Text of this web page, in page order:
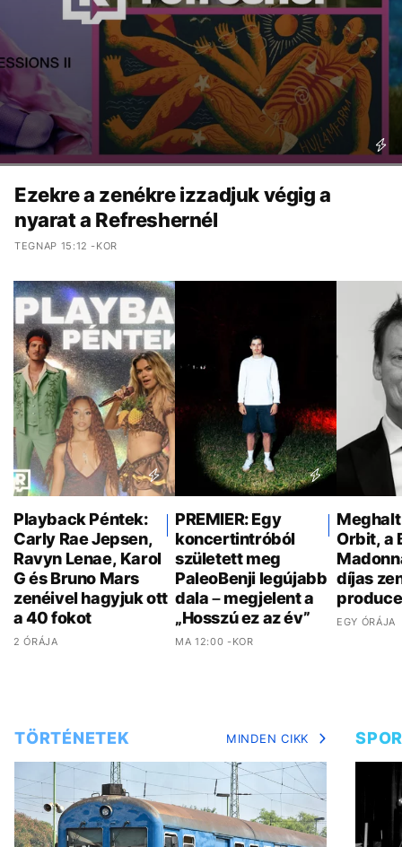
Ezekre a zenékre izzadjuk végig a
nyarat a Refreshernél
TEGNAP 15:12 -KOR
Playback Péntek:
Carly Rae Jepsen,
Ravyn Lenae, Karol
G és Bruno Mars
zenéivel hagyjuk ott
a 40 fokot
2 ÓRÁJA
PREMIER: Egy
koncertintróból
született meg
PaleoBenji legújabb
dala – megjelent a
„Hosszú ez az év”
MA 12:00 -KOR
Orbit, a
díjas
EGY ÓRÁJA
TÖRTÉNETEK MINDEN CIKK